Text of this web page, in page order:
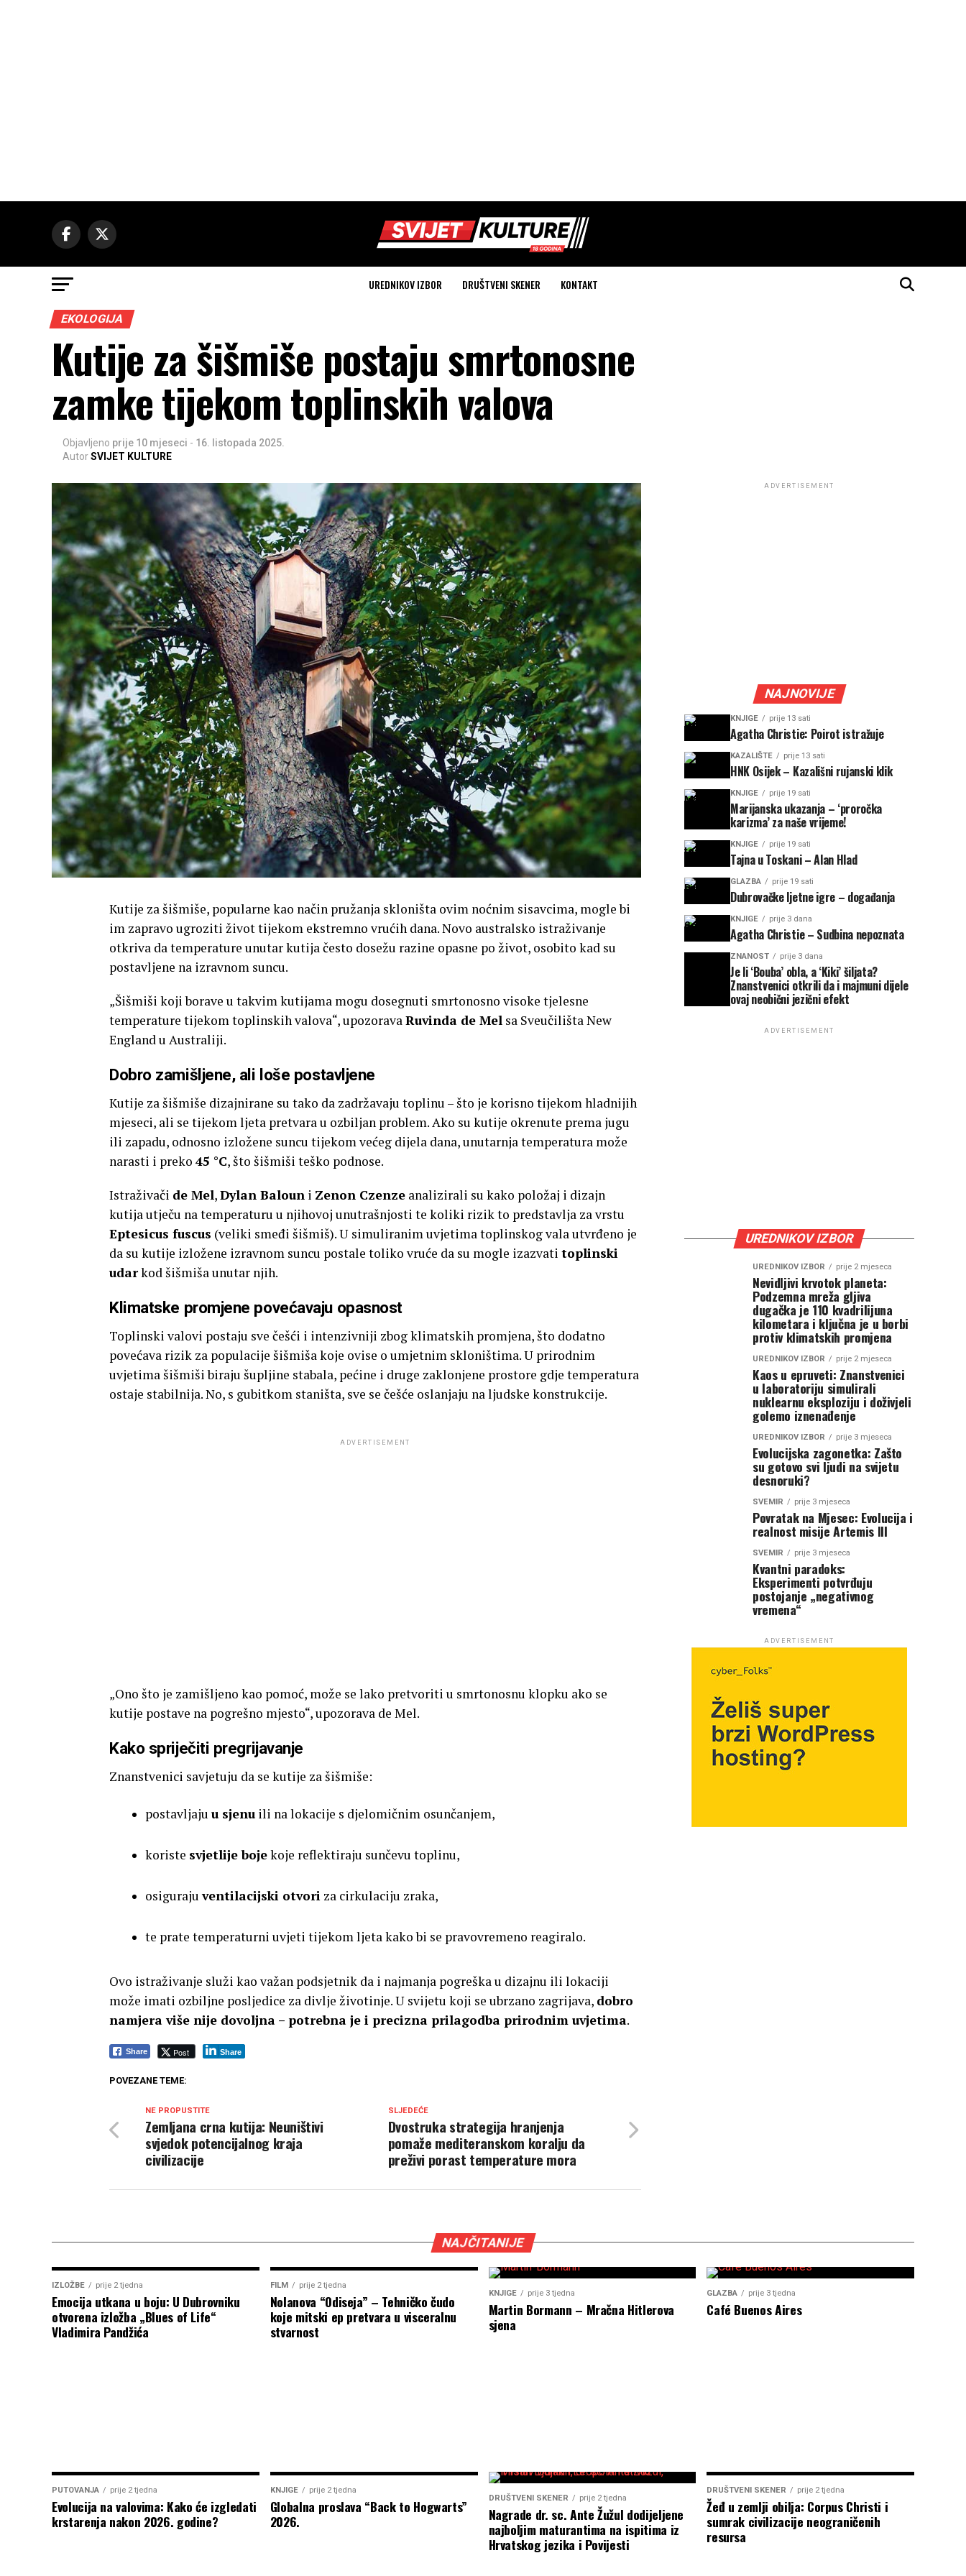
UREDNIKOV IZBOR DRUŠTVENI SKENER KONTAKT
EKOLOGIJA
Kutije za šišmiše postaju smrtonosne
zamke tijekom toplinskih valova
Objavljeno prije 10 mjeseci - 16. listopada 2025.
AutorSVIJET KULTURE
Kutije za šišmiše, popularne kao način pružanja skloništa ovim noćnim sisavcima, mogle bi
im zapravo ugroziti život tijekom ekstremno vrućih dana. Novo australsko istraživanje
otkriva da temperature unutar kutija često dosežu razine opasne po život, osobito kad su
postavljene na izravnom suncu.
„Šišmiši koji borave u takvim kutijama mogu dosegnuti smrtonosno visoke tjelesne
temperature tijekom toplinskih valova“, upozorava Ruvinda de Mel sa Sveučilišta New
England u Australiji.
Dobro zamišljene, ali loše postavljene
Kutije za šišmiše dizajnirane su tako da zadržavaju toplinu – što je korisno tijekom hladnijih
mjeseci, ali se tijekom ljeta pretvara u ozbiljan problem. Ako su kutije okrenute prema jugu
ili zapadu, odnosno izložene suncu tijekom većeg dijela dana, unutarnja temperatura može
narasti i preko 45 °C, što šišmiši teško podnose.
Istraživači de Mel,Dylan Baloun i Zenon Czenze analizirali su kako položaj i dizajn
kutija utječu na temperaturu u njihovoj unutrašnjosti te koliki rizik to predstavlja za vrstu
Eptesicus fuscus (veliki smeđi šišmiš). U simuliranim uvjetima toplinskog vala utvrđeno je
da su kutije izložene izravnom suncu postale toliko vruće da su mogle izazvati toplinski
udarkod šišmiša unutar njih.
Klimatske promjene povećavaju opasnost
Toplinski valovi postaju sve češći i intenzivniji zbog klimatskih promjena, što dodatno
povećava rizik za populacije šišmiša koje ovise o umjetnim skloništima. U prirodnim
uvjetima šišmiši biraju šupljine stabala, pećine i druge zaklonjene prostore gdje temperatura
ostaje stabilnija. No, s gubitkom staništa, sve se češće oslanjaju na ljudske konstrukcije.
ADVERTISEMENT
„Ono što je zamišljeno kao pomoć, može se lako pretvoriti u smrtonosnu klopku ako se
kutije postave na pogrešno mjesto“, upozorava de Mel.
Kako spriječiti pregrijavanje
Znanstvenici savjetuju da se kutije za šišmiše:
postavljaju u sjenu ili na lokacije s djelomičnim osunčanjem,
koriste svjetlije bojekoje reflektiraju sunčevu toplinu,
osigurajuventilacijski otvori za cirkulaciju zraka,
te prate temperaturni uvjeti tijekom ljeta kako bi se pravovremeno reagiralo.
Ovo istraživanje služi kao važan podsjetnik da i najmanja pogreška u dizajnu ili lokaciji
može imati ozbiljne posljedice za divlje životinje. U svijetu koji se ubrzano zagrijava, dobro
namjera više nije dovoljna – potrebna je i precizna prilagodba prirodnim uvjetima.
Share Post Share
POVEZANE TEME:
SLJEDEĆE
Dvostruka strategija hranjenja
pomaže mediteranskom koralju da
preživi porast temperature mora
NE PROPUSTITE
Zemljana crna kutija: Neuništivi
svjedok potencijalnog kraja
civilizacije
ADVERTISEMENT
NAJNOVIJE
KNJIGE prije 13 sati
Agatha Christie: Poirot istražuje
KAZALIŠTE prije 13 sati
HNK Osijek – Kazališni rujanski klik
KNJIGE prije 19 sati
Marijanska ukazanja – ‘proročka
karizma’ za naše vrijeme!
KNJIGE prije 19 sati
Tajna u Toskani – Alan Hlad
GLAZBA prije 19 sati
Dubrovačke ljetne igre – događanja
KNJIGE prije 3 dana
Agatha Christie – Sudbina nepoznata
ZNANOST prije 3 dana
Je li ‘Bouba’ obla, a ‘Kiki’ šiljata?
Znanstvenici otkrili da i majmuni dijele
ovaj neobični jezični efekt
ADVERTISEMENT
UREDNIKOV IZBOR
UREDNIKOV IZBOR prije 2 mjeseca
Nevidljivi krvotok planeta:
Podzemna mreža gljiva
dugačka je 110 kvadrilijuna
kilometara i ključna je u borbi
protiv klimatskih promjena
UREDNIKOV IZBOR prije 2 mjeseca
Kaos u epruveti: Znanstvenici
u laboratoriju simulirali
nuklearnu eksploziju i doživjeli
golemo iznenađenje
UREDNIKOV IZBOR prije 3 mjeseca
Evolucijska zagonetka: Zašto
su gotovo svi ljudi na svijetu
desnoruki?
SVEMIR prije 3 mjeseca
Povratak na Mjesec: Evolucija i
realnost misije Artemis III
SVEMIR prije 3 mjeseca
Kvantni paradoks:
Eksperimenti potvrđuju
postojanje „negativnog
vremena“
ADVERTISEMENT
NAJČITANIJE
IZLOŽBE prije 2 tjedna
Emocija utkana u boju: U Dubrovniku
otvorena izložba „Blues of Life“
Vladimira Pandžića
FILM prije 2 tjedna
Nolanova “Odiseja” – Tehničko čudo
koje mitski ep pretvara u visceralnu
stvarnost
KNJIGE prije 3 tjedna
Martin Bormann – Mračna Hitlerova
sjena
GLAZBA prije 3 tjedna
Café Buenos Aires
PUTOVANJA prije 2 tjedna
Evolucija na valovima: Kako će izgledati
krstarenja nakon 2026. godine?
KNJIGE prije 2 tjedna
Globalna proslava “Back to Hogwarts”
2026.
DRUŠTVENI SKENER prije 2 tjedna
Nagrade dr. sc. Ante Žužul dodijeljene
najboljim maturantima na ispitima iz
Hrvatskog jezika i Povijesti
DRUŠTVENI SKENER prije 2 tjedna
Žeđ u zemlji obilja: Corpus Christi i
sumrak civilizacije neograničenih
resursa